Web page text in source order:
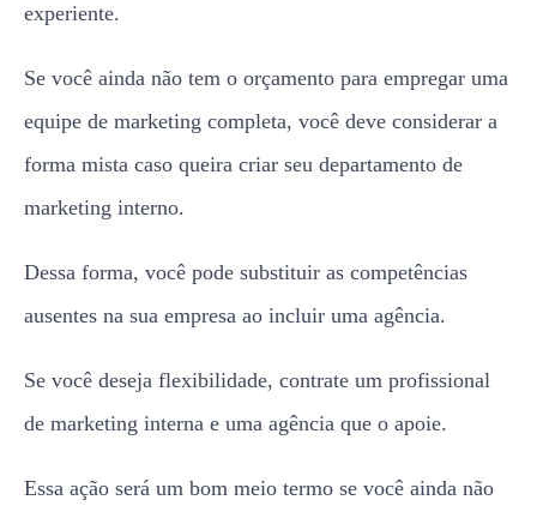
experiente.
Se você ainda não tem o orçamento para empregar uma
equipe de marketing completa, você deve considerar a
forma mista caso queira criar seu departamento de
marketing interno.
Dessa forma, você pode substituir as competências
ausentes na sua empresa ao incluir uma agência.
Se você deseja flexibilidade, contrate um profissional
de marketing interna e uma agência que o apoie.
Essa ação será um bom meio termo se você ainda não